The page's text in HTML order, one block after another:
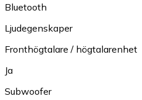
Bluetooth
Ljudegenskaper
Fronthögtalare / högtalarenhet
Ja
Subwoofer